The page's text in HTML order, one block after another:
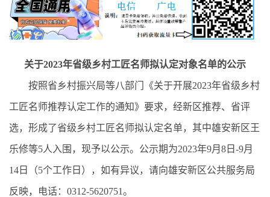
关于2023年省级乡村工匠名师拟认定对象名单的公示
按照省乡村振兴局等八部门《关于开展2023年省级乡村
工匠名师推荐认定工作的通知》要求，经新区推荐、省评
选，形成了省级乡村工匠名师拟认定名单，其中雄安新区王
乐修等5人入围，现予以公示。公示期为2023年9月8日-9月
14日（5个工作日），如有异议，请向雄安新区公共服务局
反映，电话：0312-5620751。